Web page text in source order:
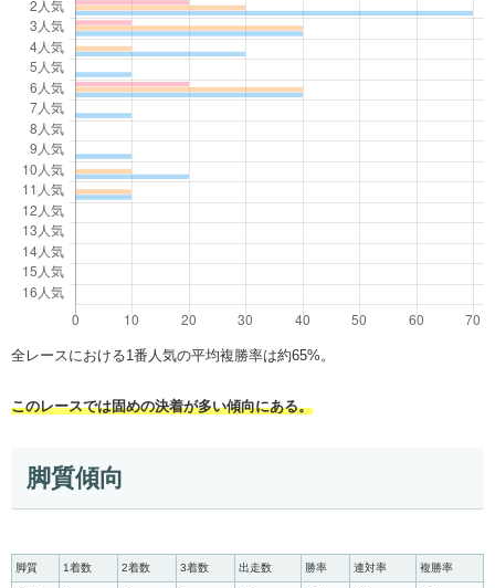
全レースにおける1番人気の平均複勝率は約65%。
このレースでは固めの決着が多い傾向にある。
脚質傾向
脚質 1着数 2着数 3着数 出走数 勝率 連対率 複勝率